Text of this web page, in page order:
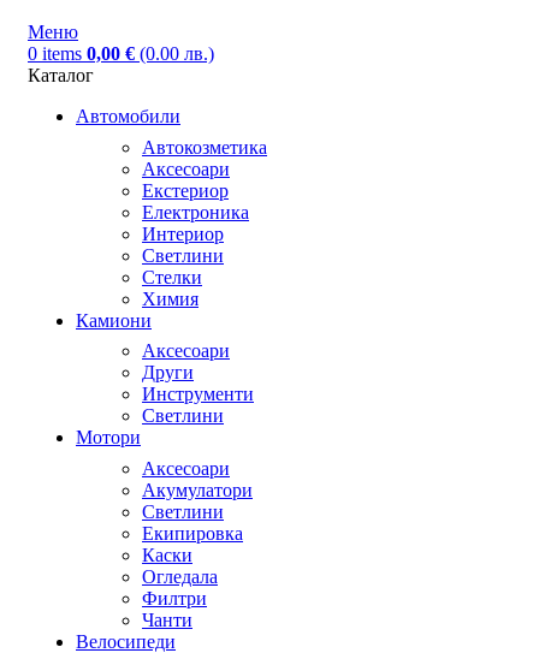
Меню
0 items 0,00 € (0.00 лв.)
Каталог
Автомобили
Автокозметика
Аксесоари
Екстериор
Електроника
Интериор
Светлини
Стелки
Химия
Камиони
Аксесоари
Други
Инструменти
Светлини
Мотори
Аксесоари
Акумулатори
Светлини
Екипировка
Каски
Огледала
Филтри
Чанти
Велосипеди